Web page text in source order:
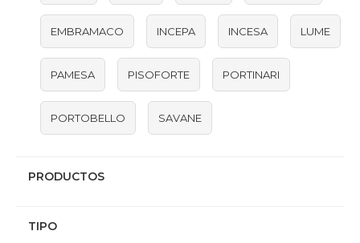
EMBRAMACO INCEPA INCESA LUME
PAMESA PISOFORTE PORTINARI
PORTOBELLO SAVANE
PRODUCTOS
TIPO